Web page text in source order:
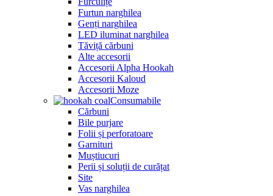
Furtun narghilea
Genți narghilea
LED iluminat narghilea
Tăviță cărbuni
Alte accesorii
Accesorii Alpha Hookah
Accesorii Kaloud
Accesorii Moze
Consumabile
Cărbuni
Bile purjare
Folii și perforatoare
Garnituri
Muștiucuri
Perii și soluții de curățat
Site
Vas narghilea